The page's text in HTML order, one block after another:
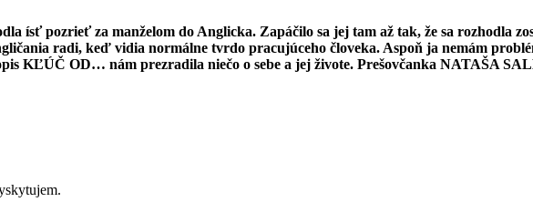
ísť pozrieť za manželom do Anglicka. Zapáčilo sa jej tam až tak, že sa rozhodla
radi, keď vidia normálne tvrdo pracujúceho človeka. Aspoň ja nemám
KĽÚČ OD… nám prezradila niečo o sebe a jej živote. Prešovčanka NATAŠA